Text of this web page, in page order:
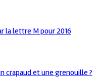
la lettre M pour 2016
crapaud et une grenouille ?